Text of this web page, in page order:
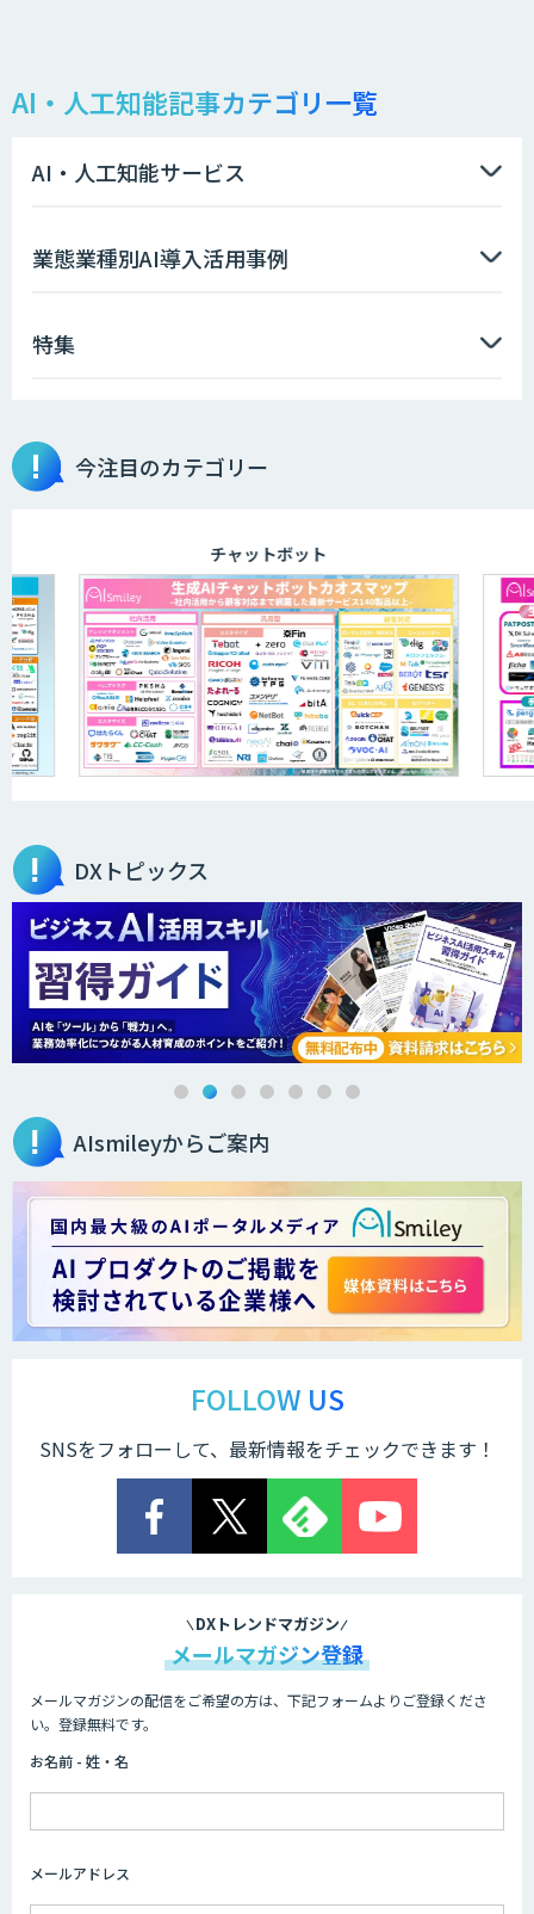
AI・人工知能記事カテゴリ一覧
AI・人工知能サービス
業態業種別AI導入活用事例
特集
今注目のカテゴリー
チャットボット
DXトピックス
AIsmileyからご案内
FOLLOW US
SNSをフォローして、最新情報をチェックできます！
DXトレンドマガジン
メールマガジン登録
メールマガジンの配信をご希望の方は、下記フォームよりご登録くださ
い。登録無料です。
お名前 - 姓・名
メールアドレス